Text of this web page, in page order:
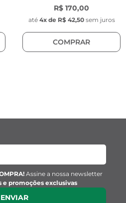
1 mm - Cor:
inoxidável - Posição do
R$ 170,00
até 4x de R$ 42,50 sem juros
COMPRAR
Assine a nossa newsletter
e promoções exclusivas
ENVIAR